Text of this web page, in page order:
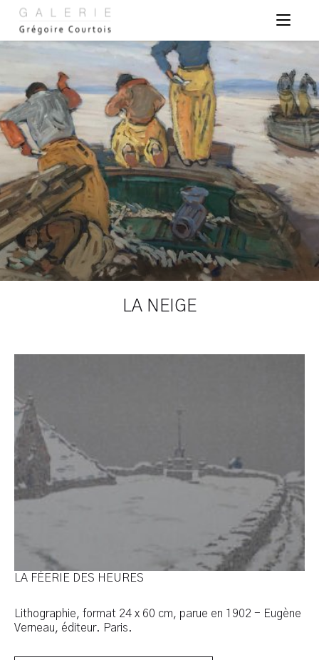
LA NEIGE
Cliquer l'image pour voir l'œuvre en entier
LA FÉERIE DES HEURES
Lithographie, format 24 x 60 cm, parue en 1902 - Eugène
Verneau, éditeur. Paris.
Panneau de gestion des cookies